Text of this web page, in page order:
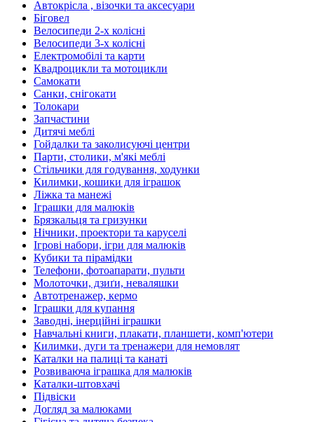
Автокрісла , візочки та аксесуари
Біговел
Велосипеди 2-х колісні
Велосипеди 3-х колісні
Електромобілі та карти
Квадроцикли та мотоцикли
Самокати
Санки, снігокати
Толокари
Запчастини
Дитячі меблі
Гойдалки та заколисуючі центри
Парти, столики, м'які меблі
Стільчики для годування, ходунки
Килимки, кошики для іграшок
Ліжка та манежі
Іграшки для малюків
Брязкальця та гризунки
Нічники, проектори та каруселі
Ігрові набори, ігри для малюків
Кубики та пірамідки
Телефони, фотоапарати, пульти
Молоточки, дзиґи, неваляшки
Автотренажер, кермо
Іграшки для купання
Заводні, інерційні іграшки
Навчальні книги, плакати, планшети, комп'ютери
Килимки, дуги та тренажери для немовлят
Каталки на палиці та канаті
Розвиваюча іграшка для малюків
Каталки-штовхачі
Підвіски
Догляд за малюками